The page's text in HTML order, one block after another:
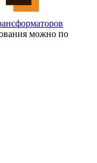
можно по